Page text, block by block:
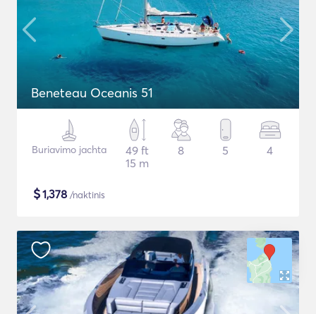
Beneteau Oceanis 51
Buriavimo jachta
49 ft
15 m
8 5 4
$1,378 /naktinis